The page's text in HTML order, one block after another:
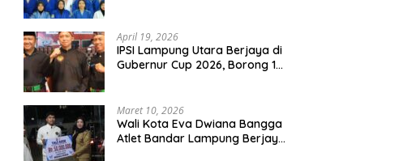
April 19, 2026
IPSI Lampung Utara Berjaya di
Gubernur Cup 2026, Borong 17
Maret 10, 2026
Wali Kota Eva Dwiana Bangga
Atlet Bandar Lampung Berjaya